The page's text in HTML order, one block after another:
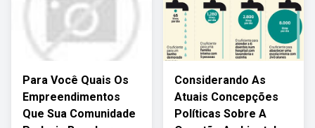
Para Você Quais Os
Empreendimentos
Que Sua Comunidade
Considerando As
Atuais Concepções
Políticas Sobre A